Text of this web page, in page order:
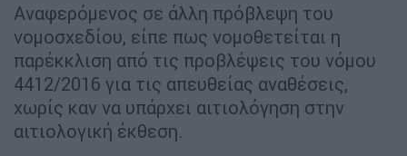
Αναφερόμενος σε άλλη πρόβλεψη του
νομοσχεδίου, είπε πως νομοθετείται η
παρέκκλιση από τις προβλέψεις του νόμου
4412/2016 για τις απευθείας αναθέσεις,
χωρίς καν να υπάρχει αιτιολόγηση στην
αιτιολογική έκθεση.